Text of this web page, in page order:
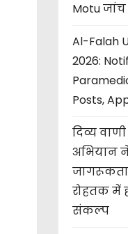
Motu
Al-Falah
2026:
Posts,
दिव्य
अभियान
रोहतक में
संकल्प